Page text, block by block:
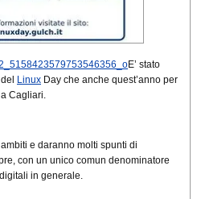
E’ stato
Linux Day che anche quest’anno per
Cagliari.
e daranno molti spunti di
con un unico comun denominatore
in generale.